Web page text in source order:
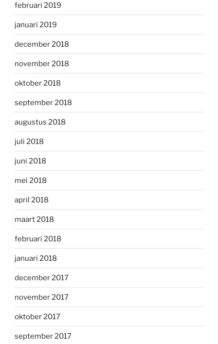
februari 2019
januari 2019
december 2018
november 2018
oktober 2018
september 2018
augustus 2018
juli 2018
juni 2018
mei 2018
april 2018
maart 2018
februari 2018
januari 2018
december 2017
november 2017
oktober 2017
september 2017